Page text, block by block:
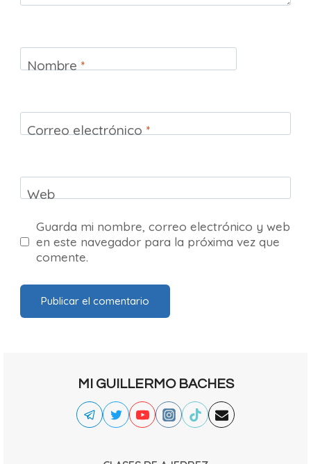
Nombre *
Correo electrónico *
Web
Guarda mi nombre, correo electrónico y web
en este navegador para la próxima vez que
comente.
MI GUILLERMO BACHES